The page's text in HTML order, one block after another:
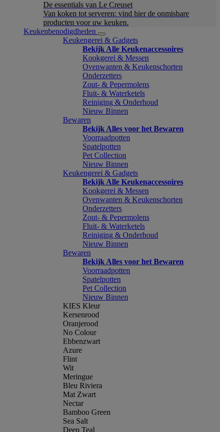
De essentials van Le Creuset
Van koken tot serveren: vind hier de onmisbare
producten voor uw keuken.
Keukenbenodigdheden
Keukengerei & Gadgets
Bekijk Alle Keukenaccessoires
Kookgerei & Messen
Ovenwanten & Keukenschorten
Onderzetters
Zout- & Pepermolens
Fluit- & Waterketels
Reiniging & Onderhoud
Nieuw Binnen
Bewaren
Bekijk Alles voor het Bewaren
Voorraadpotten
Spatelpotten
Pet Collection
Nieuw Binnen
Keukengerei & Gadgets
Bekijk Alle Keukenaccessoires
Kookgerei & Messen
Ovenwanten & Keukenschorten
Onderzetters
Zout- & Pepermolens
Fluit- & Waterketels
Reiniging & Onderhoud
Nieuw Binnen
Bewaren
Bekijk Alles voor het Bewaren
Voorraadpotten
Spatelpotten
Pet Collection
Nieuw Binnen
KIES Kleur
Kersenrood
Oranjerood
No Colour
Ebbenzwart
Azure
Flint
Wit
Meringue
Bleu Riviera
Mat Zwart
Nectar
Bamboo Green
Sea Salt
Deep Teal